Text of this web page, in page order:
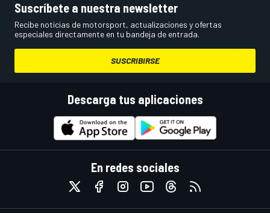
Suscríbete a nuestra newsletter
Recibe noticias de motorsport, actualizaciones y ofertas
especiales directamente en tu bandeja de entrada.
SUSCRIBIRSE
Descarga tus aplicaciones
En redes sociales